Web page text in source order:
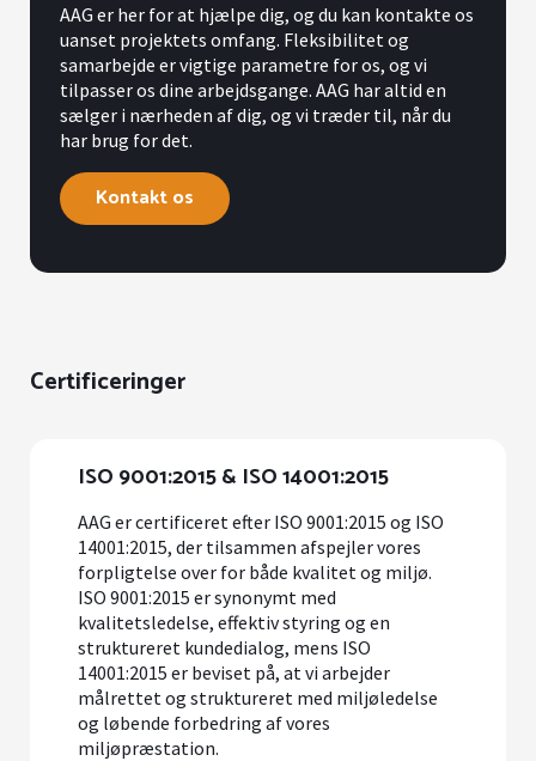
AAG er her for at hjælpe dig, og du kan kontakte os
uanset projektets omfang. Fleksibilitet og
samarbejde er vigtige parametre for os, og vi
tilpasser os dine arbejdsgange. AAG har altid en
sælger i nærheden af dig, og vi træder til, når du
har brug for det.
Kontakt os
Certificeringer
ISO 9001:2015 & ISO 14001:2015
AAG er certificeret efter ISO 9001:2015 og ISO
14001:2015, der tilsammen afspejler vores
forpligtelse over for både kvalitet og miljø.
ISO 9001:2015 er synonymt med
kvalitetsledelse, effektiv styring og en
struktureret kundedialog, mens ISO
14001:2015 er beviset på, at vi arbejder
målrettet og struktureret med miljøledelse
og løbende forbedring af vores
miljøpræstation.